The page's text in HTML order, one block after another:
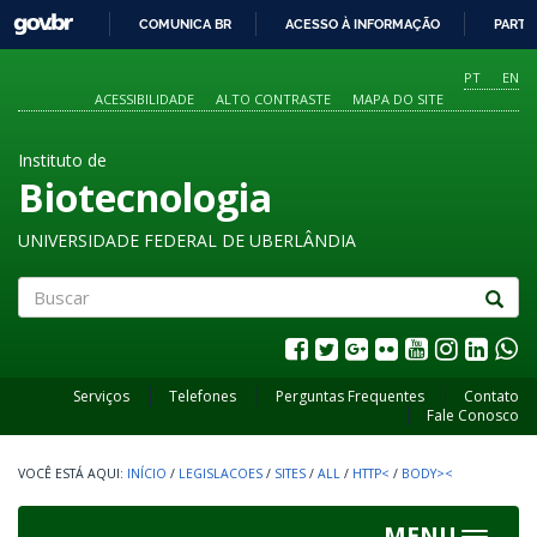
O
CONTEÚDO
GOVBR
COMUNICA BR ACESSO À INFORMAÇÃO
PT
EN
ACESSIBILIDADE
ALTO CONTRASTE MAPA DO SITE
Instituto de
Biotecnologia
UNIVERSIDADE FEDERAL DE UBERLÂNDIA
Serviços Telefones Perguntas Frequentes
Contato
Fale Conosco
INÍCIO / LEGISLACOES / SITES / ALL / HTTP< / BODY><